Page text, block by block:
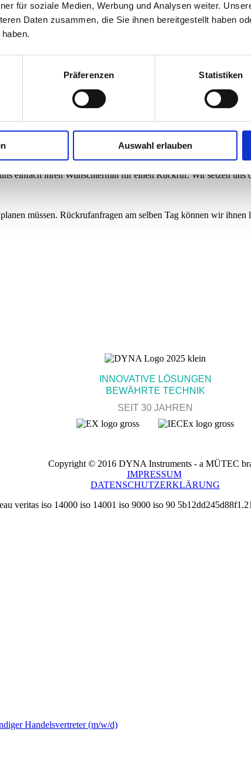
für soziale Medien, Werbung und Analysen weiter.
Daten zusammen, die Sie ihnen bereitgestellt haben
Präferenzen Statistiken
Auswahl erlauben
gelesen zu haben und diese hiermit vollumfänglich zu
Zeit sich alles anzulesen?
einfach ihren Wunschtermin für einen Rückruf. Wir setzen
müssen. Rückrufanfragen am selben Tag können wir
INNOVATIVE LÖSUNGEN
BEWÄHRTE TECHNIK
SEIT 30 JAHREN
Copyright © 2016 DYNA Instruments - a MÜTEC
IMPRESSUM
DATENSCHUTZERKLÄRUNG
Handelsvertreter (m/w/d)